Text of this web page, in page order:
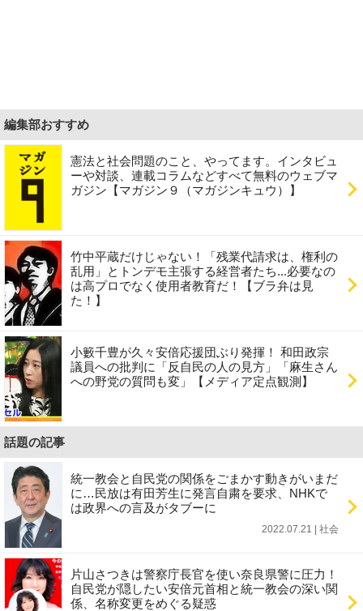
編集部おすすめ
憲法と社会問題のこと、やってます。インタビュ
ーや対談、連載コラムなどすべて無料のウェブマ
ガジン【マガジン９（マガジンキュウ）】
竹中平蔵だけじゃない！「残業代請求は、権利の
乱用」とトンデモ主張する経営者たち...必要なの
は高プロでなく使用者教育だ！【ブラ弁は見
た！】
小籔千豊が久々安倍応援団ぶり発揮！ 和田政宗
議員への批判に「反自民の人の見方」「麻生さん
への野党の質問も変」【メディア定点観測】
話題の記事
統一教会と自民党の関係をごまかす動きがいまだ
に…民放は有田芳生に発言自粛を要求、NHKで
は政界への言及がタブーに
2022.07.21 | 社会
片山さつきは警察庁長官を使い奈良県警に圧力！
自民党が隠したい安倍元首相と統一教会の深い関
係、名称変更をめぐる疑惑